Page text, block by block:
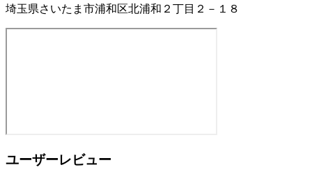
埼玉県さいたま市浦和区北浦和２丁目２－１８
ユーザーレビュー